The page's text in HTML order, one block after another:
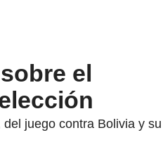
el
juego contra Bolivia y